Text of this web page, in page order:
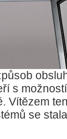
s
Vítězem
se